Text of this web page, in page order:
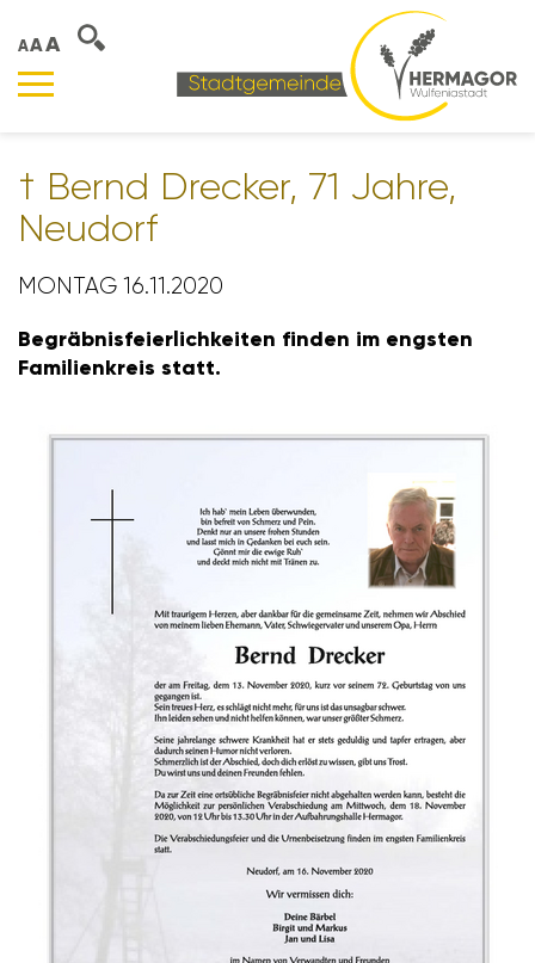
AAA
† Bernd Drecker, 71 Jahre,
Neudorf
MONTAG 16.11.2020
Begräb­nis­fei­er­lich­keiten finden im engsten
Fami­li­en­kreis statt.